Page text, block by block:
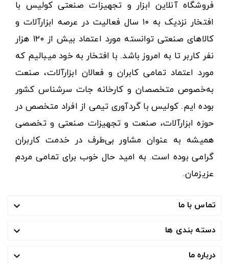
فروشگاه آنلاین ابزار و تجهیزات صنعتی کولیس با
افتخار نزدیک به ۱۰ سال فعالیت در عرصه ابزارآلات و
کالاهای صنعتی توانسته مورد اعتماد بیش از ۱۲۰ هزار
نفر کاربر تا به امروز باشد. با افتخار به خود میبالیم که
مورد اعتماد تمامی کابران و فعالان ابزارآلات، صنعت
به‌خصوص متخصصان و کارخانه جات سرشناس کشور
بوده ایم. کولیس با گردآوری تیمی از افراد متخصص در
حوزه ابزارآلات، صنعت و تجهیزات صنعتی و تخصصی
همیشه به عنوان مشاور بی‌طرف در خدمت کاربران
گرامی بوده است. به امید حال خوب برای تمامی مردم
عزیزمان.
تماس با ما 
دسته بندی ها 
درباره ما 